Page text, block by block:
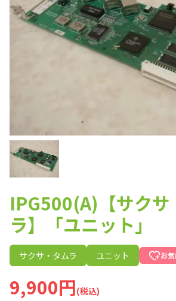
IPG500(A)【サクサ
ラ】「ユニット」
サクサ・タムラ ユニット お
9,900円(税込)